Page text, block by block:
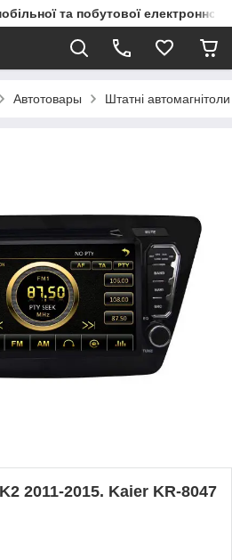
та побутової електронної
Автотовары Штатні автомагнітоли
2011-2015. Kaier KR-8047